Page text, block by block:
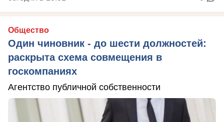
Общество
Один чиновник - до шести должностей:
раскрыта схема совмещения в
госкомпаниях
Агентство публичной собственности